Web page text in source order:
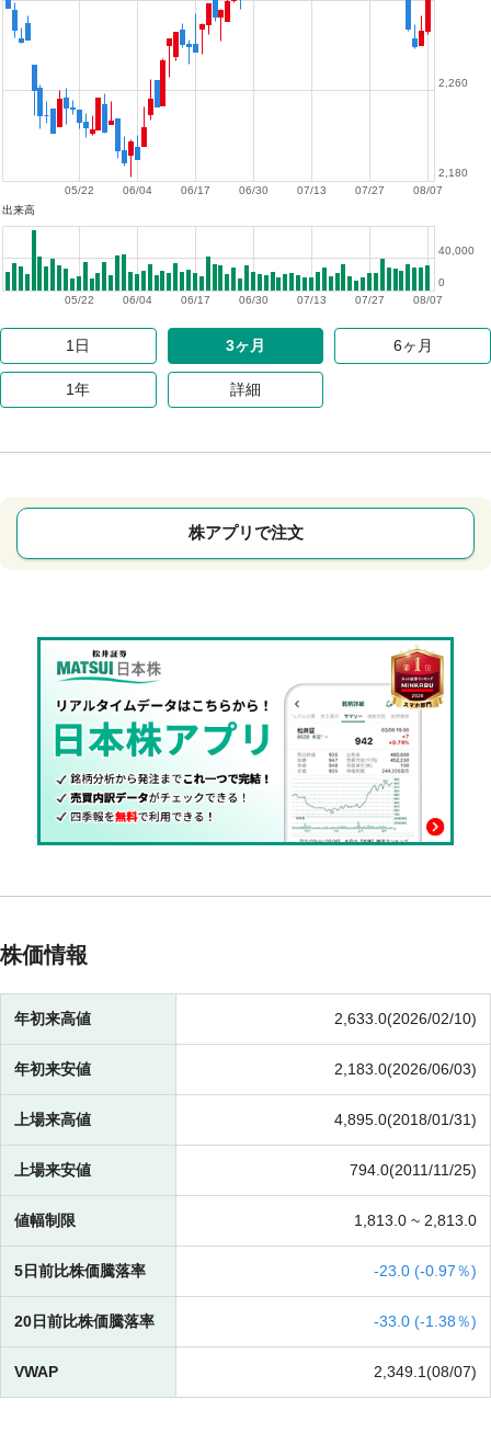
08/07
07/27
07/13
06/30
06/17
06/04
05/22
2,180
2,260
出来高
08/07
07/27
07/13
06/30
06/17
06/04
05/22
0
40,000
1日 3ヶ月 6ヶ月
1年 詳細
株アプリで注文
株価情報
年初来高値 2,633.0(2026/02/10)
年初来安値 2,183.0(2026/06/03)
上場来高値 4,895.0(2018/01/31)
上場来安値 794.0(2011/11/25)
値幅制限 1,813.0 ~ 2,813.0
5日前比株価騰落率 -23.0 (-0.97％)
20日前比株価騰落率 -33.0 (-1.38％)
VWAP 2,349.1(08/07)